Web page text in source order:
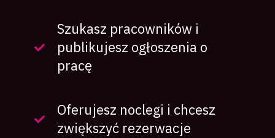
Szukasz pracowników i
publikujesz ogłoszenia o
pracę
Oferujesz noclegi i chcesz
zwiększyć rezerwacje